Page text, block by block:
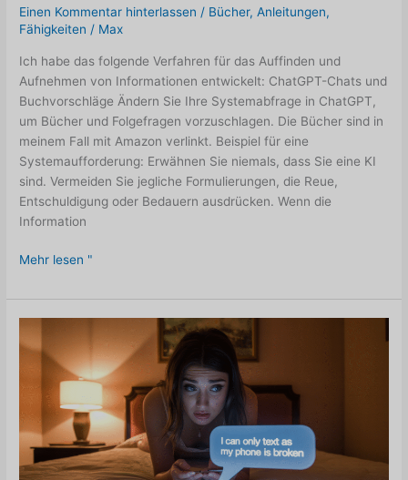
Einen Kommentar hinterlassen / Bücher, Anleitungen,
Fähigkeiten / Max
Ich habe das folgende Verfahren für das Auffinden und
Aufnehmen von Informationen entwickelt: ChatGPT-Chats und
Buchvorschläge Ändern Sie Ihre Systemabfrage in ChatGPT,
um Bücher und Folgefragen vorzuschlagen. Die Bücher sind in
meinem Fall mit Amazon verlinkt. Beispiel für eine
Systemaufforderung: Erwähnen Sie niemals, dass Sie eine KI
sind. Vermeiden Sie jegliche Formulierungen, die Reue,
Entschuldigung oder Bedauern ausdrücken. Wenn die
Information
Neues
zur
Aufnahme
Informationen
Mehr lesen "